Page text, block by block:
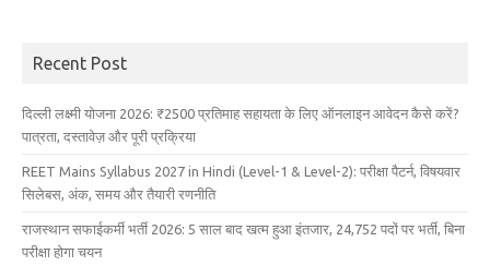
Recent Post
दिल्ली लक्ष्मी योजना 2026: ₹2500 प्रतिमाह सहायता के लिए ऑनलाइन आवेदन कैसे करें?
पात्रता, दस्तावेज़ और पूरी प्रक्रिया
REET Mains Syllabus 2027 in Hindi (Level-1 & Level-2): परीक्षा पैटर्न, विषयवार
सिलेबस, अंक, समय और तैयारी रणनीति
राजस्थान सफाईकर्मी भर्ती 2026: 5 साल बाद खत्म हुआ इंतजार, 24,752 पदों पर भर्ती, बिना
परीक्षा होगा चयन